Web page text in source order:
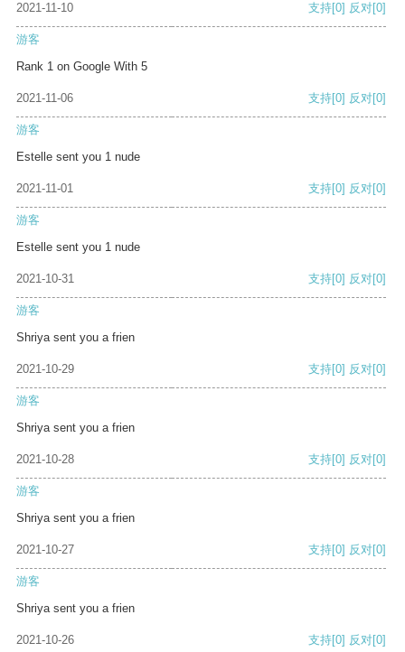
2021-11-10 支持[0] 反对[0]
游客
Rank 1 on Google With 5
2021-11-06 支持[0] 反对[0]
游客
Estelle sent you 1 nude
2021-11-01 支持[0] 反对[0]
游客
Estelle sent you 1 nude
2021-10-31 支持[0] 反对[0]
游客
Shriya sent you a frien
2021-10-29 支持[0] 反对[0]
游客
Shriya sent you a frien
2021-10-28 支持[0] 反对[0]
游客
Shriya sent you a frien
2021-10-27 支持[0] 反对[0]
游客
Shriya sent you a frien
2021-10-26 支持[0] 反对[0]